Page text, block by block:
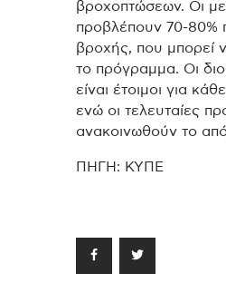
βροχοπτώσεων. Οι
προβλέπουν 70-80%
βροχής, που μπορεί
το πρόγραμμα. Οι
είναι έτοιμοι για
ενώ οι τελευταίες
ανακοινωθούν το
ΠΗΓΗ: ΚΥΠΕ